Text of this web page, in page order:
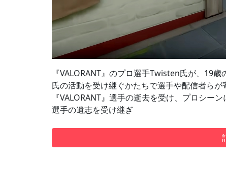
『VALORANT』のプロ選手Twisten氏が、19
氏の活動を受け継ぐかたちで選手や配信者らが
『VALORANT』選手の逝去を受け、プロシー
選手の遺志を受け継ぎ